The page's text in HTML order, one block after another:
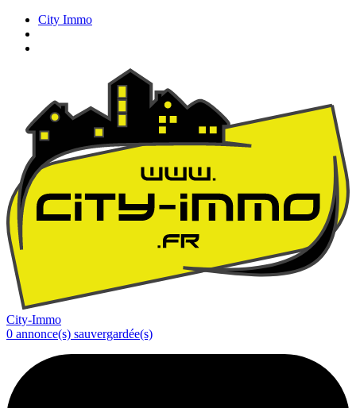
City Immo
City-Immo
0 annonce(s) sauvergardée(s)